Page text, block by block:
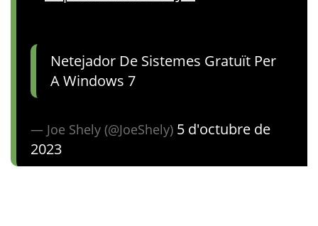
Netejador De Sistemes Gratuït Per
A Windows 7
— Joe Shely (@JoeShely) 5 d'octubre de
2023